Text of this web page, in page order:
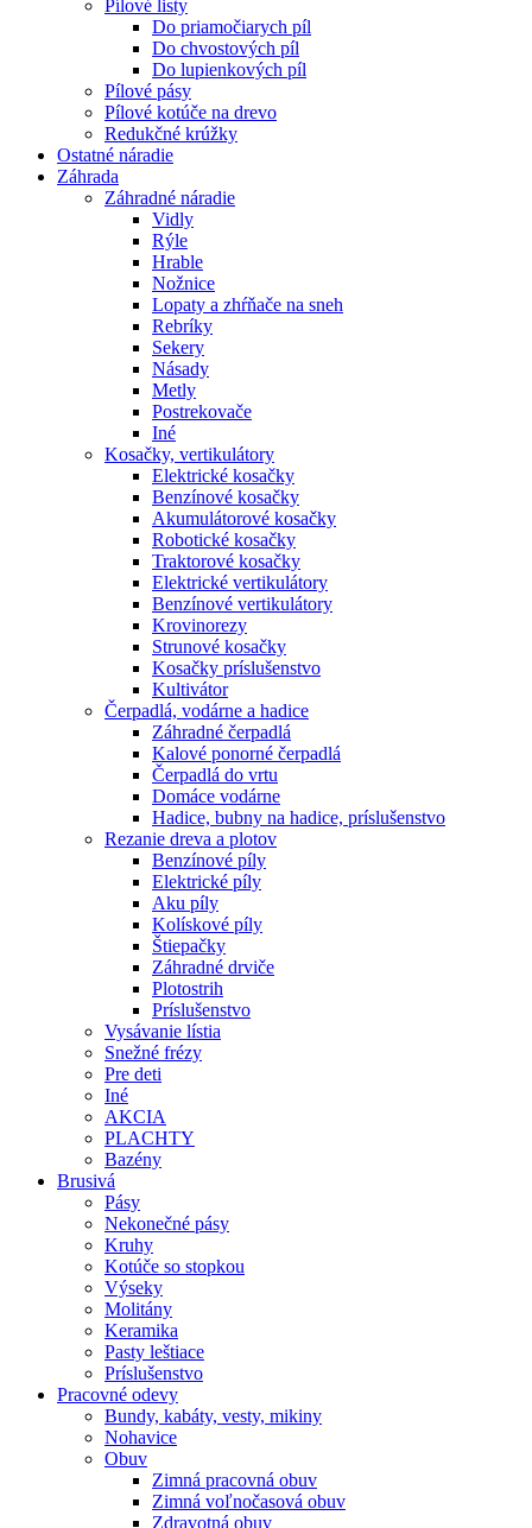
Pílové listy
Do priamočiarych píl
Do chvostových píl
Do lupienkových píl
Pílové pásy
Pílové kotúče na drevo
Redukčné krúžky
Ostatné náradie
Záhrada
Záhradné náradie
Vidly
Rýle
Hrable
Nožnice
Lopaty a zhŕňače na sneh
Rebríky
Sekery
Násady
Metly
Postrekovače
Iné
Kosačky, vertikulátory
Elektrické kosačky
Benzínové kosačky
Akumulátorové kosačky
Robotické kosačky
Traktorové kosačky
Elektrické vertikulátory
Benzínové vertikulátory
Krovinorezy
Strunové kosačky
Kosačky príslušenstvo
Kultivátor
Čerpadlá, vodárne a hadice
Záhradné čerpadlá
Kalové ponorné čerpadlá
Čerpadlá do vrtu
Domáce vodárne
Hadice, bubny na hadice, príslušenstvo
Rezanie dreva a plotov
Benzínové píly
Elektrické píly
Aku píly
Kolískové píly
Štiepačky
Záhradné drviče
Plotostrih
Príslušenstvo
Vysávanie lístia
Snežné frézy
Pre deti
Iné
AKCIA
PLACHTY
Bazény
Brusivá
Pásy
Nekonečné pásy
Kruhy
Kotúče so stopkou
Výseky
Molitány
Keramika
Pasty leštiace
Príslušenstvo
Pracovné odevy
Bundy, kabáty, vesty, mikiny
Nohavice
Obuv
Zimná pracovná obuv
Zimná voľnočasová obuv
Zdravotná obuv